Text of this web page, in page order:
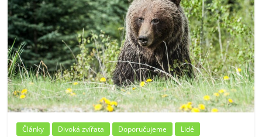
Články Divoká zvířata Doporučujeme Lidé